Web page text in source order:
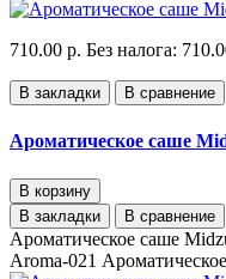
710.00 р. Без налога:
В закладки В сравнение
Ароматическое саше
В корзину
В закладки
В сравнение
Ароматическое саше
Aroma-021